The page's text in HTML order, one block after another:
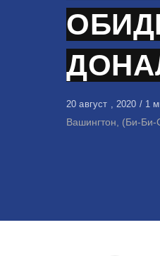
Објавено
на
20 август , 2020 1
Вашингтон, (Би-Би-